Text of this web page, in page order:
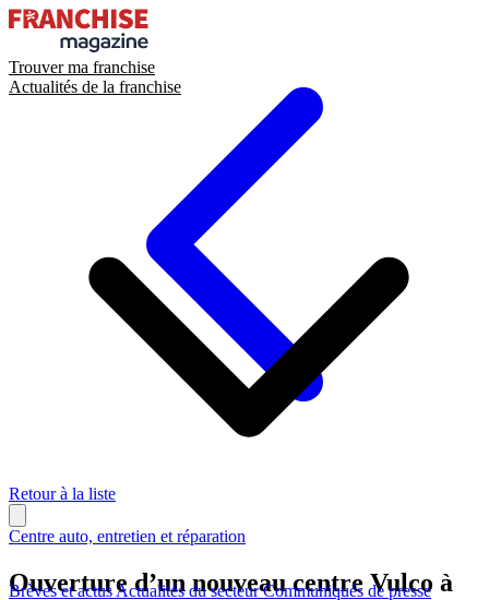
Trouver ma franchise
Actualités de la franchise
Brèves et actusActualités du secteurCommuniqués de presse
Retour à la liste
Centre auto, entretien et réparation
Ouverture d’un nouveau centre Vulco à